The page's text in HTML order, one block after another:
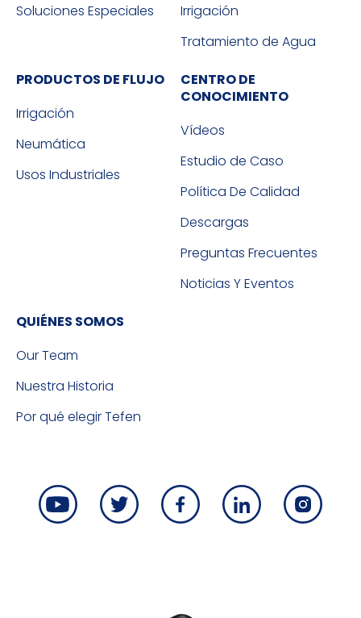
Soluciones Especiales
Irrigación
Tratamiento de Agua
PRODUCTOS DE FLUJO
Irrigación
Neumática
Usos Industriales
CENTRO DE
CONOCIMIENTO
Vídeos
Estudio de Caso
Política De Calidad
Descargas
Preguntas Frecuentes
Noticias Y Eventos
QUIÉNES SOMOS
Our Team
Nuestra Historia
Por qué elegir Tefen